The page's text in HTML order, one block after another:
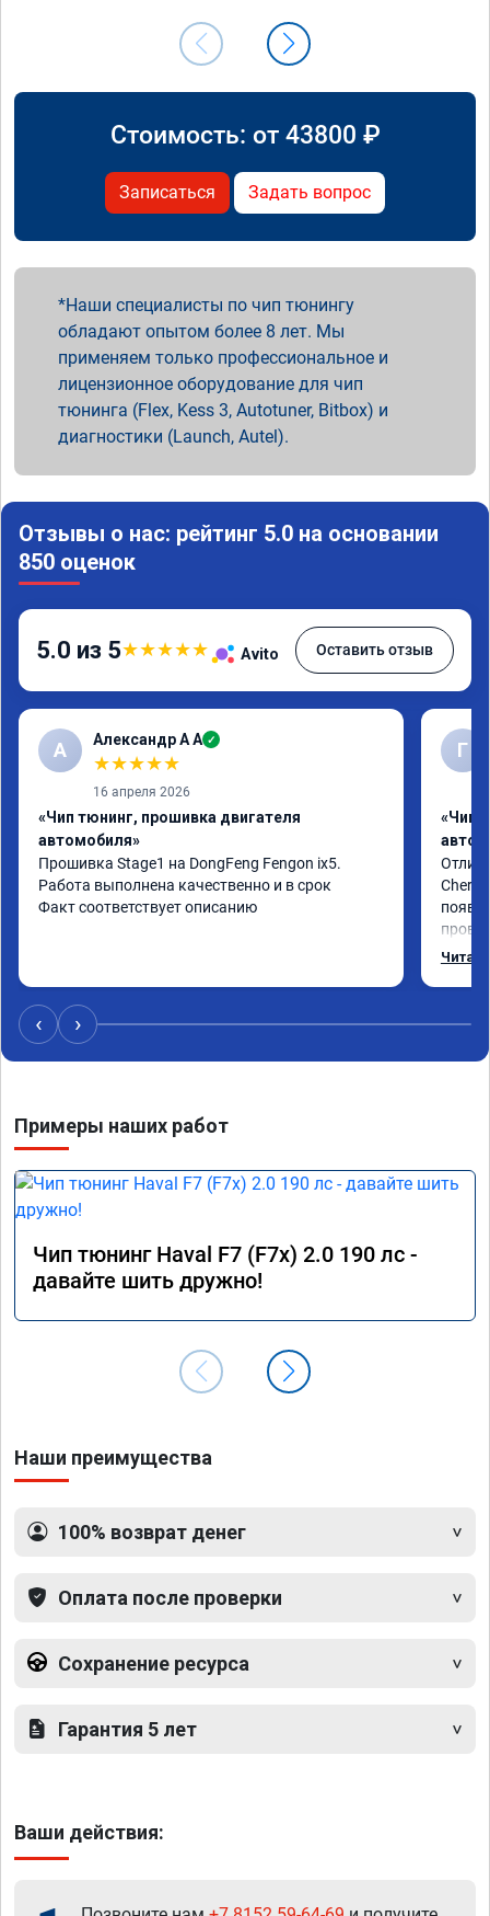
Стоимость: от 43800 ₽
Записаться Задать вопрос
Наши специалисты по чип тюнингу
обладают опытом более 8 лет. Мы
применяем только профессиональное и
лицензионное оборудование для чип
тюнинга (Flex, Kess 3, Autotuner, Bitbox) и
диагностики (Launch, Autel).
Отзывы о нас: рейтинг 5.0 на основании
850 оценок
5.0 из 5★★★★★ Avito Оставить отзыв
А Александр А А ✓
★★★★★
16 апреля 2026
«Чип тюнинг, прошивка двигателя
автомобиля»
Прошивка Stage1 на DongFeng Fengon ix5.
Работа выполнена качественно и в срок
Факт соответствует описанию
Г
«Чип
Chery
‹ ›
Примеры наших работ
Чип тюнинг Haval F7 (F7x) 2.0 190 лс -
давайте шить дружно!
Наши преимущества
100% возврат денег
Оплата после проверки
Сохранение ресурса
Гарантия 5 лет
Ваши действия: